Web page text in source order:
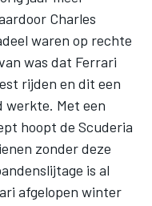
Charles
waren op rechte
was dat Ferrari
rijden en dit een
werkte. Met een
hoopt de Scuderia
zonder deze
is al
afgelopen winter